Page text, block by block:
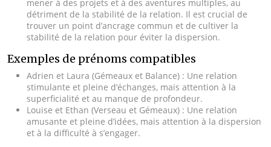
mener à des projets et à des aventures multiples, au
détriment de la stabilité de la relation. Il est crucial de
trouver un point d’ancrage commun et de cultiver la
stabilité de la relation pour éviter la dispersion.
Exemples de prénoms compatibles
Adrien et Laura (Gémeaux et Balance) : Une relation
stimulante et pleine d’échanges, mais attention à la
superficialité et au manque de profondeur.
Louise et Ethan (Verseau et Gémeaux) : Une relation
amusante et pleine d’idées, mais attention à la dispersion
et à la difficulté à s’engager.